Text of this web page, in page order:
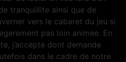
tranquillite ainsi que de
vers le cabaret du jeu si
pas loin animee. En
j’accepte dont demande
dans le cadre de notre